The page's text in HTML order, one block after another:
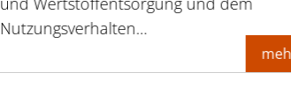
Nutzungsverhalten…